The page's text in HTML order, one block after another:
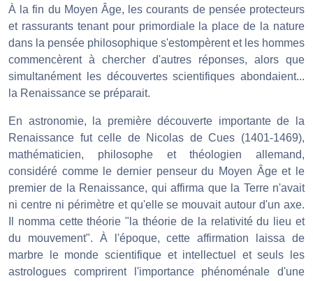
À la fin du Moyen Âge, les courants de pensée protecteurs
et rassurants tenant pour primordiale la place de la nature
dans la pensée philosophique s'estompèrent et les hommes
commencèrent à chercher d'autres réponses, alors que
simultanément les découvertes scientifiques abondaient...
la Renaissance se préparait.
En astronomie, la première découverte importante de la
Renaissance fut celle de Nicolas de Cues (1401-1469),
mathématicien, philosophe et théologien allemand,
considéré comme le dernier penseur du Moyen Âge et le
premier de la Renaissance, qui affirma que la Terre n'avait
ni centre ni périmètre et qu'elle se mouvait autour d'un axe.
Il nomma cette théorie "la théorie de la relativité du lieu et
du mouvement". À l'époque, cette affirmation laissa de
marbre le monde scientifique et intellectuel et seuls les
astrologues comprirent l'importance phénoménale d'une